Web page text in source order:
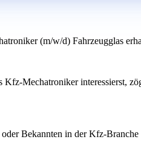
(m/w/d) Fahrzeugglas
Mechatroniker interessierst,
Bekannten in der Kfz-